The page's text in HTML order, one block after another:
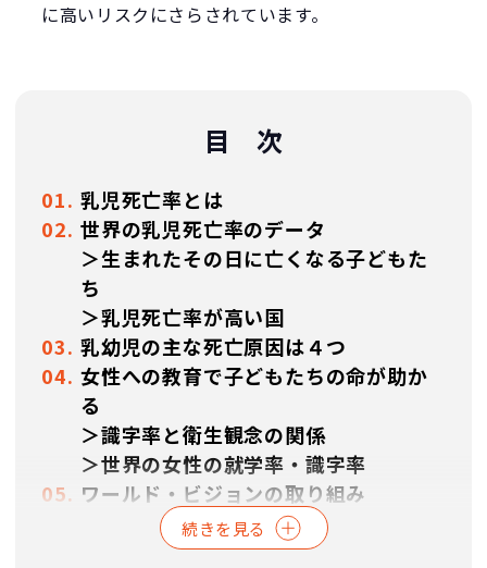
に高いリスクにさらされています。
目 次
乳児死亡率とは
世界の乳児死亡率のデータ
＞生まれたその日に亡くなる子どもた
ち
＞乳児死亡率が高い国
乳幼児の主な死亡原因は４つ
女性への教育で子どもたちの命が助か
る
＞識字率と衛生観念の関係
＞世界の女性の就学率・識字率
ワールド・ビジョンの取り組み
＞よくあるご質問
＞参考資料
続きを見る